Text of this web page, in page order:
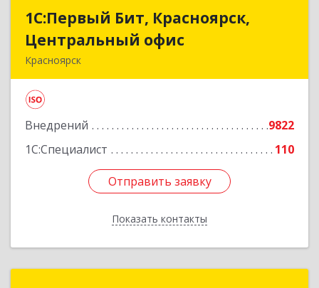
1С:Первый Бит, Красноярск,
Центральный офис
Красноярск
Внедрений
9822
1С:Специалист
110
Отправить заявку
Показать контакты
1С:Первый Бит, Красноярск,
Центральный офис
Подробнее
Отправить заявку
Назад